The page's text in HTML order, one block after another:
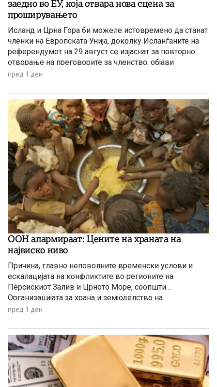
заедно во ЕУ, која отвара нова сцена за
проширувањето
Исланд и Црна Гора би можеле истовремено да станат
членки на Европската Унија, доколку Исланѓаните на
референдумот на 29 август се изјаснат за повторно
отворање на преговорите за членство, објави
„Политико“, повикувајќи се на европски претставници
пред 1 ден
ООН алармираат: Цените на храната на
највиско ниво
Причина, главно неповолните временски услови и
ескалацијата на конфликтите во регионите на
Персискиот Залив и Црното Море, соопшти
Организацијата за храна и земјоделство на
Обединетите нации (ФАО).
пред 1 ден